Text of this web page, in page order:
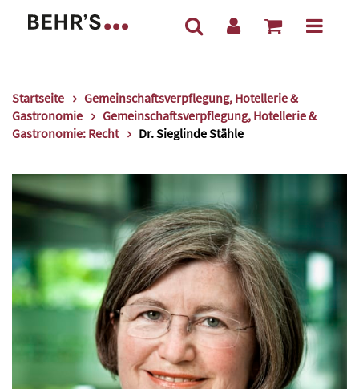
Startseite
Gemeinschaftsverpflegung, Hotellerie &
Gastronomie
Gemeinschaftsverpflegung, Hotellerie &
Gastronomie: Recht
Dr. Sieglinde Stähle